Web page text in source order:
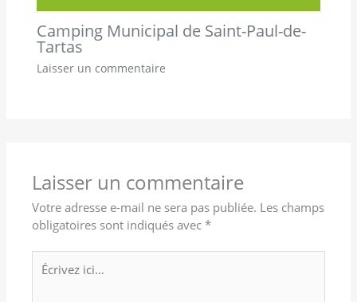
Camping Municipal de Saint-Paul-de-
Tartas
Laisser un commentaire
Laisser un commentaire
Votre adresse e-mail ne sera pas publiée. Les champs
obligatoires sont indiqués avec*
Écrivez
ici…